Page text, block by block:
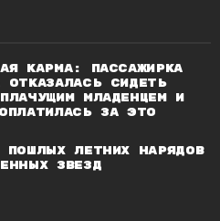
карма: Пассажирка
отказалась сидеть
младенцем и
за это
пошлых летних нарядов
звезд